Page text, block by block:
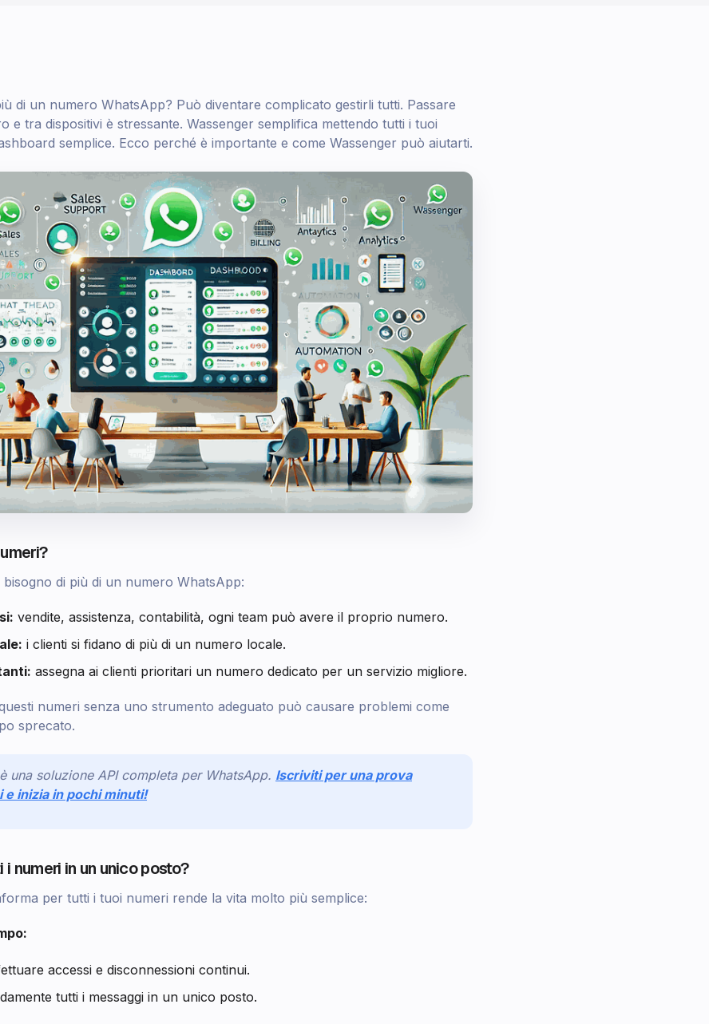
di un numero WhatsApp? Può diventare complicato gestirli tutti. Passare
e tra dispositivi è stressante. Wassenger semplifica mettendo tutti i tuoi
semplice. Ecco perché è importante e come Wassenger può aiutarti.
di più di un numero WhatsApp:
vendite, assistenza, contabilità, ogni team può avere il proprio numero.
i clienti si fidano di più di un numero locale.
assegna ai clienti prioritari un numero dedicato per un servizio migliore.
numeri senza uno strumento adeguato può causare problemi come
sprecato.
è una soluzione API completa per WhatsApp. Iscriviti per una prova
e inizia in pochi minuti!
numeri in un unico posto?
per tutti i tuoi numeri rende la vita molto più semplice:
accessi e disconnessioni continui.
tutti i messaggi in un unico posto.